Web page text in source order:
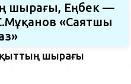
шырағы, Еңбек —
«Саятшы
шырағы